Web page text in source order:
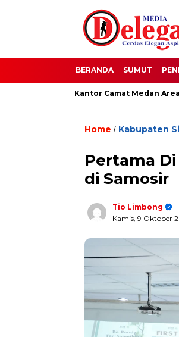
BERANDA SUMUT
NEWS, Kantor Camat Medan Area
Home / Kabupaten
Pertama
di Samosir
Tio Limbong
Kamis, 9 Oktober